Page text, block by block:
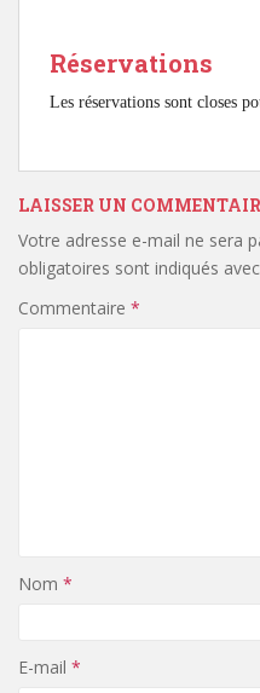
Réservations
Les réservations sont closes
LAISSER UN
Votre adresse e-mail ne sera
obligatoires sont indiqués avec
Commentaire *
Nom *
E-mail *